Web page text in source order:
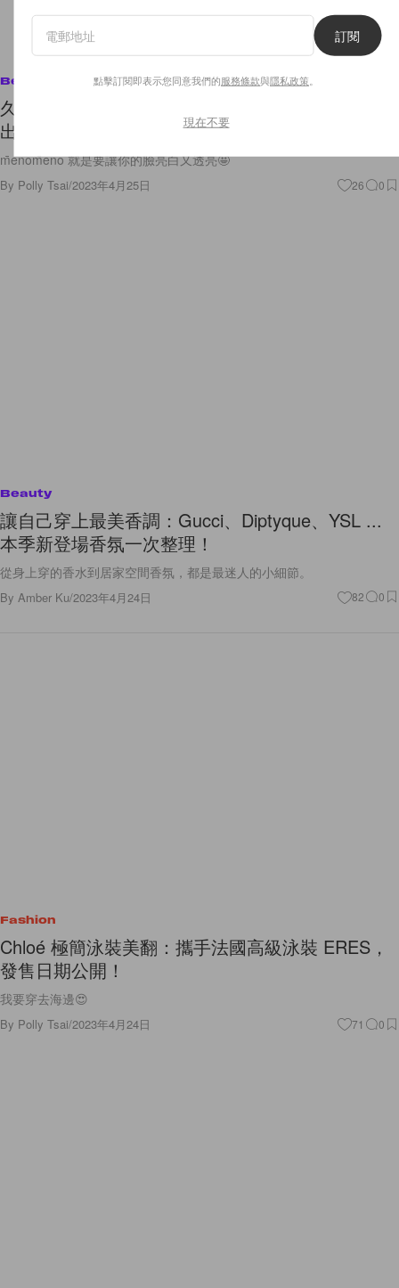
Beauty
久等了：只賣 4 樣產品的 m̄enom̄eno，終於再推
出保養新品！
m̄enom̄eno 就是要讓你的臉亮白又透亮🤩
By Polly Tsai/2023年4月25日 26 0
Beauty
讓自己穿上最美香調：Gucci、Diptyque、YSL ...
本季新登場香氛一次整理！
從身上穿的香水到居家空間香氛，都是最迷人的小細節。
By Amber Ku/2023年4月24日 82 0
Fashion
Chloé 極簡泳裝美翻：攜手法國高級泳裝 ERES，
發售日期公開！
我要穿去海邊😍
By Polly Tsai/2023年4月24日 71 0
訂閱
點擊訂閱即表示您同意我們的服務條款與隱私政策
現在不要